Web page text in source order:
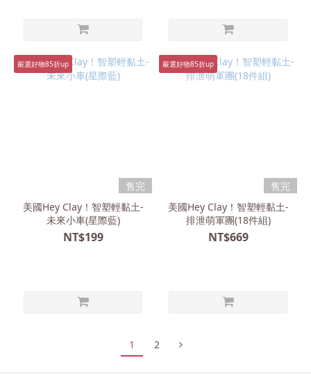
嚴選好物85折up
售完
美國Hey Clay！智塑輕黏土-
未來小車(星際藍)
NT$199
嚴選好物85折up
售完
美國Hey Clay！智塑輕黏土-
排泄萌軍團(18件組)
NT$669
1 2